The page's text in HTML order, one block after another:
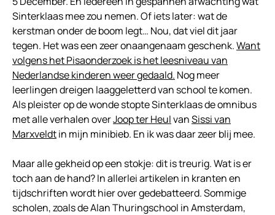
Sinterklaas mee zou nemen. Of iets later: wat de
kerstman onder de boom legt… Nou, dat viel dit jaar
tegen. Het was een zeer onaangenaam geschenk.Want
volgens het Pisaonderzoek is het leesniveau van
Nederlandse kinderen weer gedaald. Nog meer
leerlingen dreigen laaggeletterd van school te komen.
Als pleister op de wonde stopte Sinterklaas de omnibus
met alle verhalen overJoop ter HeulvanSissi van
Marxveldtin mijn minibieb. En ik was daar zeer blij mee.
Maar alle gekheid op een stokje: dit is treurig. Wat is er
toch aan de hand? In allerlei artikelen in kranten en
tijdschriften wordt hier over gedebatteerd. Sommige
scholen, zoals de Alan Thuringschool in Amsterdam,